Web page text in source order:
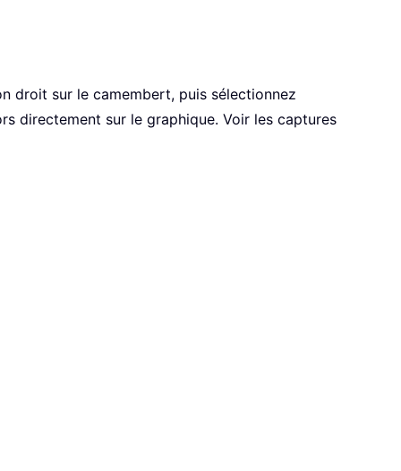
droit sur le camembert, puis sélectionnez
directement sur le graphique. Voir les captures